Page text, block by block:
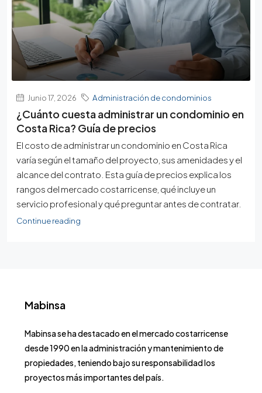
Junio 17, 2026 Administración de condominios
¿Cuánto cuesta administrar un condominio en
Costa Rica? Guía de precios
El costo de administrar un condominio en Costa Rica
varía según el tamaño del proyecto, sus amenidades y el
alcance del contrato. Esta guía de precios explica los
rangos del mercado costarricense, qué incluye un
servicio profesional y qué preguntar antes de contratar.
Continue reading
Mabinsa
Mabinsa se ha destacado en el mercado costarricense
desde 1990 en la administración y mantenimiento de
propiedades, teniendo bajo su responsabilidad los
proyectos más importantes del país.